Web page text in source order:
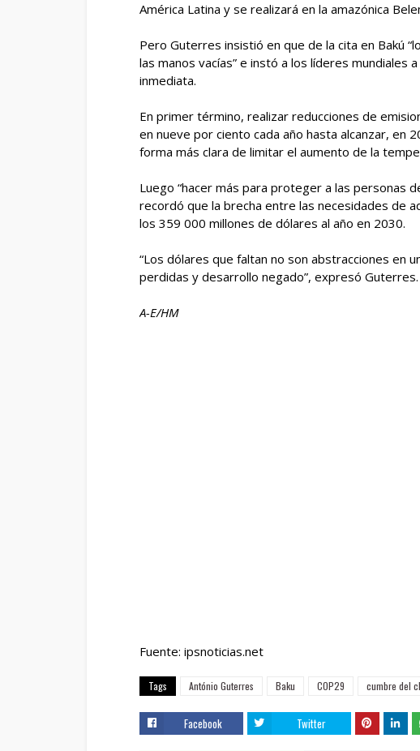
América Latina y se realizará en la amazónica
Pero Guterres insistió en que de la cita en Bakú
las manos vacías” e instó a los líderes mundiales
inmediata.
En primer término, realizar reducciones de
en nueve por ciento cada año hasta alcanzar, en
forma más clara de limitar el aumento de la
Luego “hacer más para proteger a las personas
recordó que la brecha entre las necesidades de
los 359 000 millones de dólares al año en 2030.
“Los dólares que faltan no son abstracciones en
perdidas y desarrollo negado”, expresó Guterres.
A-E/HM
Fuente: ipsnoticias.net
Tags António Guterres Baku COP29 cumbre del
Facebook Twitter